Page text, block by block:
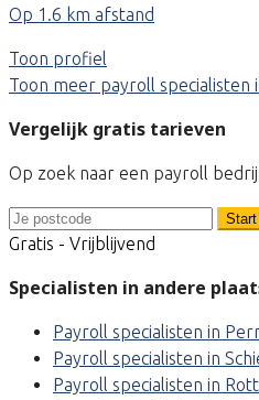
Op 1.6 km afstand
Toon profiel
Toon meer payroll specialisten
Vergelijk gratis tarieven
Op zoek naar een payroll
Start
Gratis - Vrijblijvend
Specialisten in andere
Payroll specialisten in
Payroll specialisten in
Payroll specialisten in